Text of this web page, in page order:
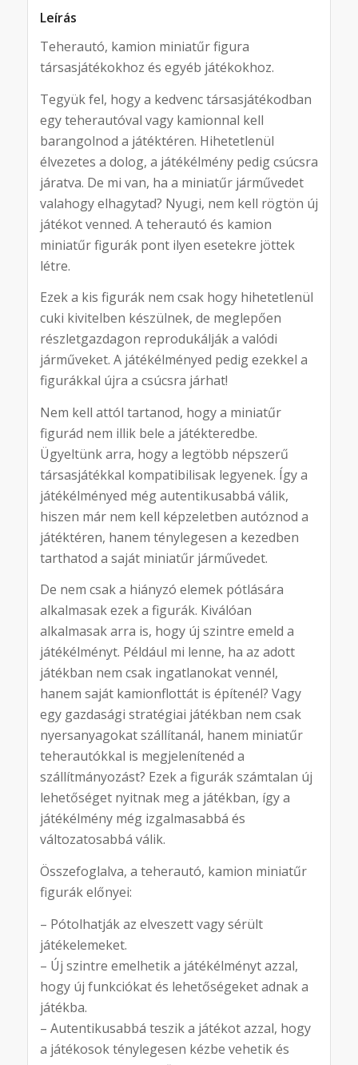
Leírás
Teherautó, kamion miniatűr figura
társasjátékokhoz és egyéb játékokhoz.
Tegyük fel, hogy a kedvenc társasjátékodban
egy teherautóval vagy kamionnal kell
barangolnod a játéktéren. Hihetetlenül
élvezetes a dolog, a játékélmény pedig csúcsra
járatva. De mi van, ha a miniatűr járművedet
valahogy elhagytad? Nyugi, nem kell rögtön új
játékot venned. A teherautó és kamion
miniatűr figurák pont ilyen esetekre jöttek
létre.
Ezek a kis figurák nem csak hogy hihetetlenül
cuki kivitelben készülnek, de meglepően
részletgazdagon reprodukálják a valódi
járműveket. A játékélményed pedig ezekkel a
figurákkal újra a csúcsra járhat!
Nem kell attól tartanod, hogy a miniatűr
figurád nem illik bele a játékteredbe.
Ügyeltünk arra, hogy a legtöbb népszerű
társasjátékkal kompatibilisak legyenek. Így a
játékélményed még autentikusabbá válik,
hiszen már nem kell képzeletben autóznod a
játéktéren, hanem ténylegesen a kezedben
tarthatod a saját miniatűr járművedet.
De nem csak a hiányzó elemek pótlására
alkalmasak ezek a figurák. Kiválóan
alkalmasak arra is, hogy új szintre emeld a
játékélményt. Például mi lenne, ha az adott
játékban nem csak ingatlanokat vennél,
hanem saját kamionflottát is építenél? Vagy
egy gazdasági stratégiai játékban nem csak
nyersanyagokat szállítanál, hanem miniatűr
teherautókkal is megjelenítenéd a
szállítmányozást? Ezek a figurák számtalan új
lehetőséget nyitnak meg a játékban, így a
játékélmény még izgalmasabbá és
változatosabbá válik.
Összefoglalva, a teherautó, kamion miniatűr
figurák előnyei:
– Pótolhatják az elveszett vagy sérült
játékelemeket.
– Új szintre emelhetik a játékélményt azzal,
hogy új funkciókat és lehetőségeket adnak a
játékba.
– Autentikusabbá teszik a játékot azzal, hogy
a játékosok ténylegesen kézbe vehetik és